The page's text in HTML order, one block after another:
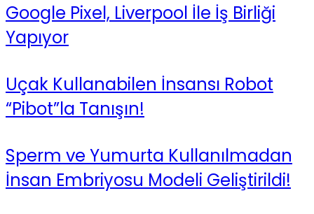
Google Pixel, Liverpool İle İş Birliği
Yapıyor
Uçak Kullanabilen İnsansı Robot
“Pibot”la Tanışın!
Sperm ve Yumurta Kullanılmadan
İnsan Embriyosu Modeli Geliştirildi!